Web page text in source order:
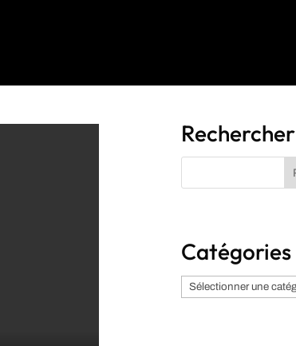
Rechercher
Catégories
Catégories